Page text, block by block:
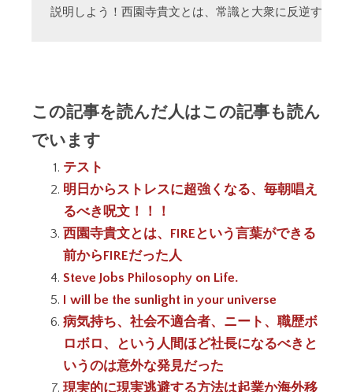
説明しよう！西園寺貴文とは、常識と大衆に反逆する
この記事を読んだ人はこの記事も読ん
でいます
テスト
明日からストレスに超強くなる、毎朝唱え
るべき呪文！！！
西園寺貴文とは、FIREという言葉ができる
前からFIREだった人
Steve Jobs Philosophy on Life.
I will be the sunlight in your universe
病気持ち、社会不適合者、ニート、職歴ボ
ロボロ、という人間ほど社長になるべきと
いうのは意外な発見だった
現実的に現実逃避する方法は起業か海外移